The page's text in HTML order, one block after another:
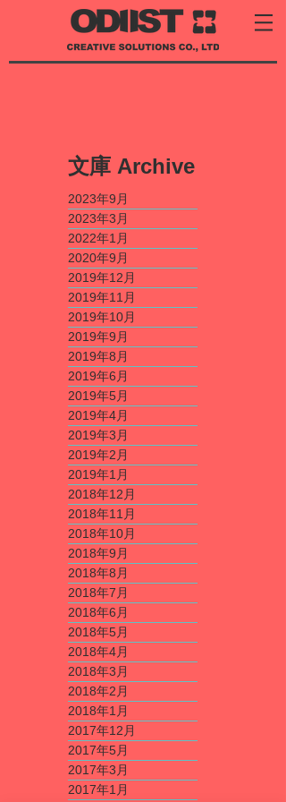
​文庫 Archive
2023年9月
2023年3月
2022年1月
2020年9月
2019年12月
2019年11月
2019年10月
2019年9月
2019年8月
2019年6月
2019年5月
2019年4月
2019年3月
2019年2月
2019年1月
2018年12月
2018年11月
2018年10月
2018年9月
2018年8月
2018年7月
2018年6月
2018年5月
2018年4月
2018年3月
2018年2月
2018年1月
2017年12月
2017年5月
2017年3月
2017年1月